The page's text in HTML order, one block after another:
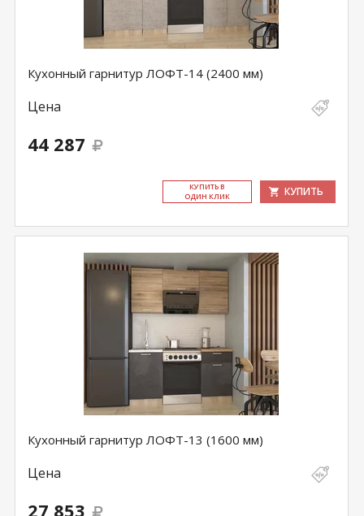
Кухонный гарнитур ЛОФТ-14 (2400 мм)
Цена
44 287
КУ­ПИТЬ В
ОДИН КЛИК
КУПИТЬ
Кухонный гарнитур ЛОФТ-13 (1600 мм)
Цена
27 853